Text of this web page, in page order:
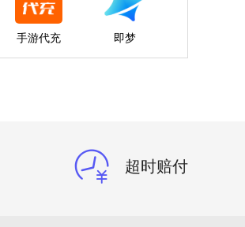
手游代充 即梦
超时赔付